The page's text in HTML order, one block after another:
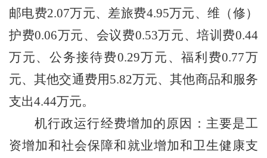
邮电费2.07万元、差旅费4.95万元、维（修）
护费0.06万元、会议费0.53万元、培训费0.44
万元、公务接待费0.29万元、福利费0.77万
元、其他交通费用5.82万元、其他商品和服务
支出4.44万元。
机行政运行经费增加的原因：主要是工
资增加和社会保障和就业增加和卫生健康支